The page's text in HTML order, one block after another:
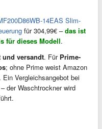
14EAS Slim-
für 304,99€ –das ist
für dieses Modell.
und versandt. Für Prime-
; ohne Prime weist Amazon
Vergleichsangebot bei
der Waschtrockner wird